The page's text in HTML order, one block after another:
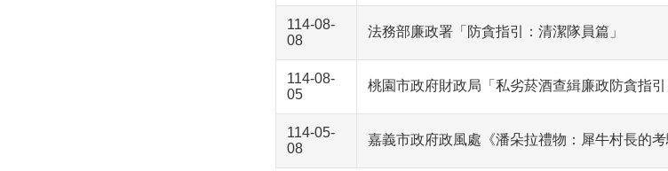
114-08-
08
法務部廉政署「防貪指引：清潔隊員篇」
114-08-
05
桃園市政府財政局「私劣菸酒查緝廉政防貪指引
114-05-
08
嘉義市政府政風處《潘朵拉禮物：犀牛村長的考